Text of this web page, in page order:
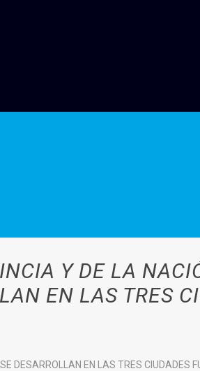
Y DE LA
EN LAS TRES
DESARROLLAN EN LAS TRES CIUDADES